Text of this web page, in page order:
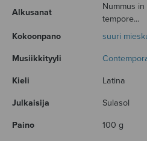
Alkusanat
Nummus
tempore...
Kokoonpano
suuri
Musiikkityyli
Kieli Latina
Julkaisija Sulasol
Paino 100 g